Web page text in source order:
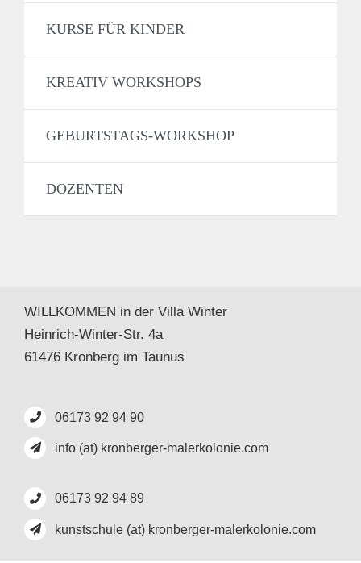
KURSE FÜR KINDER
KREATIV WORKSHOPS
GEBURTSTAGS-WORKSHOP
DOZENTEN
WILLKOMMEN in der Villa Winter
Heinrich-Winter-Str. 4a
61476 Kronberg im Taunus
06173 92 94 90
info (at) kronberger-malerkolonie.com
06173 92 94 89
kunstschule (at) kronberger-malerkolonie.com